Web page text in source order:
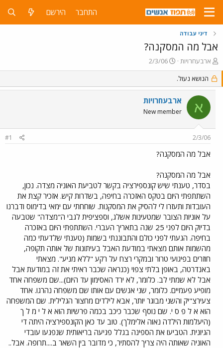
התחבר הירשם
דיני עבודה
אבל מה המסקנה?
פ
ו
ת
ח
נ
ארבעחרויות
פ
ו
ס
ם
ב
ת
ך
2/3/06
הנושא נעול.
א ארבעחרויות
New member
2/3/06
#1
אבל מה המסקנה?
אבל מה המסקנה?
בסדר, טענתי שיש קונספירציה בקשר לטביעת האוניה מצדה. נכון,
השתתפתי היום בטקס האזכרה בחיפה, בשדרות קיש. אזכיר קצת את
העובדות ותעזרו לי להסיק את המסקנות. שוחחתי עם ימאי בדימוס ודברנו
על אוניות הצובר שמטעינות אשלג, וספציפית לגבי ה"מצדה" שטבעה
בדיוק היום לפני 25 שנה בתאריך העברי. השתתפתי היום באזכרה
בחיפה. הגעתי לפני כולם והתבוננתי בשמות (טענתי שלדעתי כמה
מהשמות אותם מצאתי במודעת האבל בעיתונות של אותה תקופה,
חוזרים בפיגועי טרור ובמקרי רצח על רקע "ללא מניע". מצאתי
באנדרטה, באופן בלתי צפוי (כנראה שכבר ראיתי את זה במודעת אבל
אבל לא שמתי לב. כלומר, לא ירד האסימון עד היום)...שם משפחה אחד
מופיע פעמיים. כלומר, שני אנשים עם אותו שם משפחה נהרגו. אחד
צעירצ"יק והשני מבוגר יותר, אבא לילדים מחצור הגלילית. שם המשפחה
הוא א ל פ ס י. שם נוסף שכבר כיכב בכמה פרשיות הוא א ל י מ ל ך
(היעלמות הילדה נאוה אלימלך). טוב עד כאן הקונספירציה היתה די
הגיונית. הטביעו את הספינה בגלל פגיעה בריאותית שנפגעו עובדי
האוניה שאותה היה צריך להסתיר, כי מדובר בין השאר ב....תרופה. אבל..